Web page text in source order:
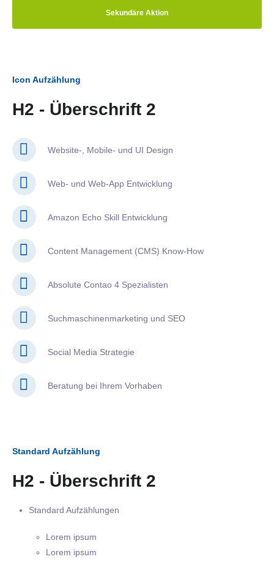
Sekundäre Aktion
Icon Aufzählung
H2 - Überschrift 2
Website-, Mobile- und UI Design
Web- und Web-App Entwicklung
Amazon Echo Skill Entwicklung
Content Management (CMS) Know-How
Absolute Contao 4 Spezialisten
Suchmaschinenmarketing und SEO
Social Media Strategie
Beratung bei Ihrem Vorhaben
Standard Aufzählung
H2 - Überschrift 2
Standard Aufzählungen
Lorem ipsum
Lorem ipsum